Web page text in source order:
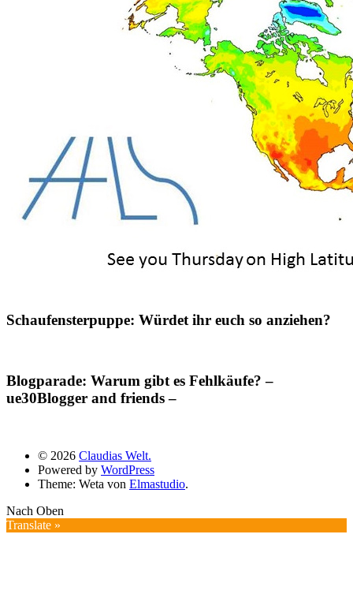
Schaufensterpuppe: Würdet ihr euch so anziehen?
Blogparade: Warum gibt es Fehlkäufe? –
ue30Blogger and friends –
© 2026 Claudias Welt.
Powered by WordPress
Theme: Weta von Elmastudio.
Nach Oben
Translate »